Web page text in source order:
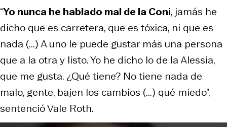
“Yo nunca he hablado mal de la Coni, jamás he
dicho que es carretera, que es tóxica, ni que es
nada (...) A uno le puede gustar más una persona
que a la otra y listo. Yo he dicho lo de la Alessia,
que me gusta. ¿Qué tiene? No tiene nada de
malo, gente, bajen los cambios (...) qué miedo”,
sentenció Vale Roth.